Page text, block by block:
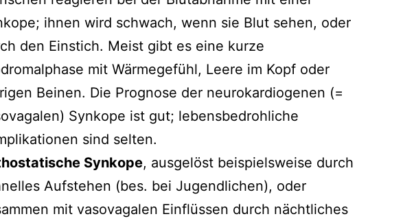
ihnen wird schwach, wenn sie Blut sehen, oder
den Einstich. Meist gibt es eine kurze
mit Wärmegefühl, Leere im Kopf oder
Beinen. Die Prognose der neurokardiogenen (=
Synkope ist gut; lebensbedrohliche
sind selten.
Synkope, ausgelöst beispielsweise durch
Aufstehen (bes. bei Jugendlichen), oder
mit vasovagalen Einflüssen durch nächtliches